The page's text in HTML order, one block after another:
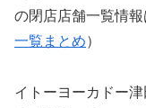
の閉店店舗一覧情
一覧まとめ）
イトーヨーカドー